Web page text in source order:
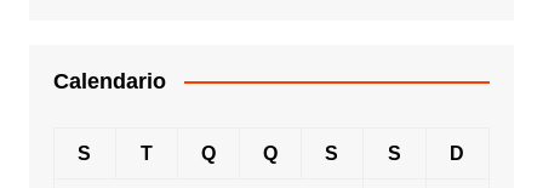
Calendario
S T Q Q S S D